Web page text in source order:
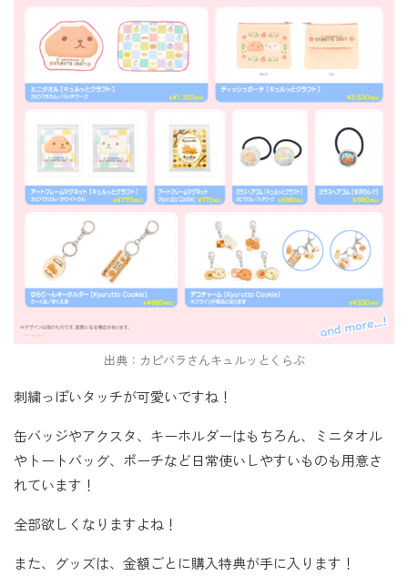
出典：カピバラさんキュルッとくらぶ
刺繍っぽいタッチが可愛いですね！
缶バッジやアクスタ、キーホルダーはもちろん、ミニタオル
やトートバッグ、ポーチなど日常使いしやすいものも用意さ
れています！
全部欲しくなりますよね！
また、グッズは、金額ごとに購入特典が手に入ります！